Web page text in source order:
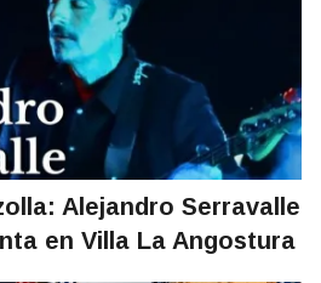
Alejandro Serravalle
en Villa La Angostura